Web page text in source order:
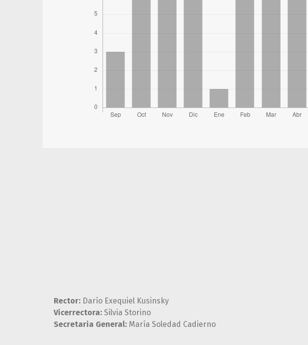
Rector: Darío Exequiel Kusinsky
Vicerrectora: Silvia Storino
Secretaria General: María Soledad Cadierno